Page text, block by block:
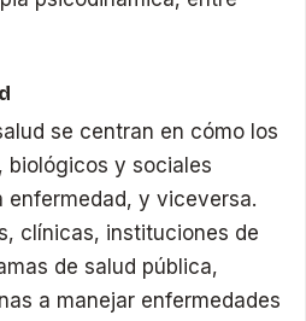
se centran en cómo los
y sociales
enfermedad, y viceversa.
clínicas, instituciones de
de salud pública,
a manejar enfermedades